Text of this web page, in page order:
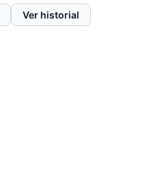
Ver historial